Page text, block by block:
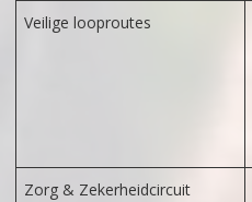
Veilige looproutes
Zorg & Zekerheidcircuit